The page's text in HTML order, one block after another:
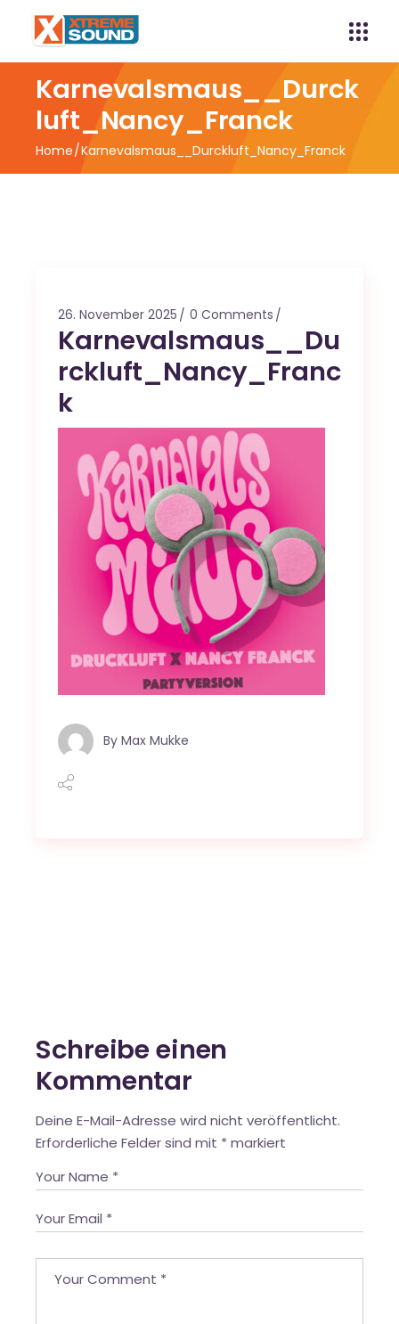
Karnevalsmaus__Durck
luft_Nancy_Franck
Home Karnevalsmaus__Durckluft_Nancy_Franck
26. November 2025 0 Comments
Karnevalsmaus__Du
rckluft_Nancy_Franc
k
By Max Mukke
Schreibe einen
Kommentar
Deine E-Mail-Adresse wird nicht veröffentlicht.
Erforderliche Felder sind mit * markiert